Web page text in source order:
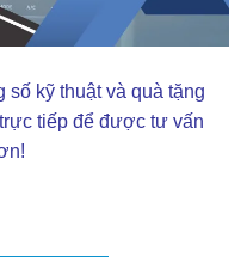
số kỹ thuật và quà tặng
tiếp để được tư vấn